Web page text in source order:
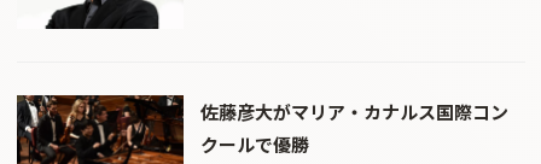
佐藤彦大がマリア・カナルス国際コン
クールで優勝